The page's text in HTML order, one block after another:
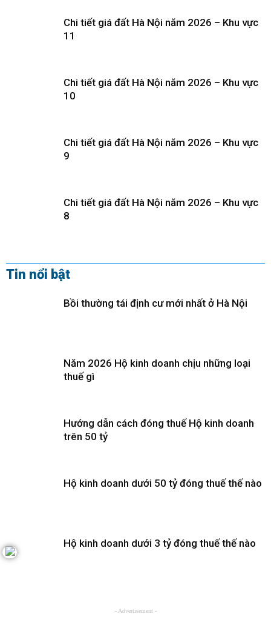
Chi tiết giá đất Hà Nội năm 2026 – Khu vực
11
Chi tiết giá đất Hà Nội năm 2026 – Khu vực
10
Chi tiết giá đất Hà Nội năm 2026 – Khu vực
9
Chi tiết giá đất Hà Nội năm 2026 – Khu vực
8
Tin nổi bật
Bồi thường tái định cư mới nhất ở Hà Nội
Năm 2026 Hộ kinh doanh chịu những loại
thuế gì
Hướng dẫn cách đóng thuế Hộ kinh doanh
trên 50 tỷ
Hộ kinh doanh dưới 50 tỷ đóng thuế thế nào
Hộ kinh doanh dưới 3 tỷ đóng thuế thế nào
- Advertisement -